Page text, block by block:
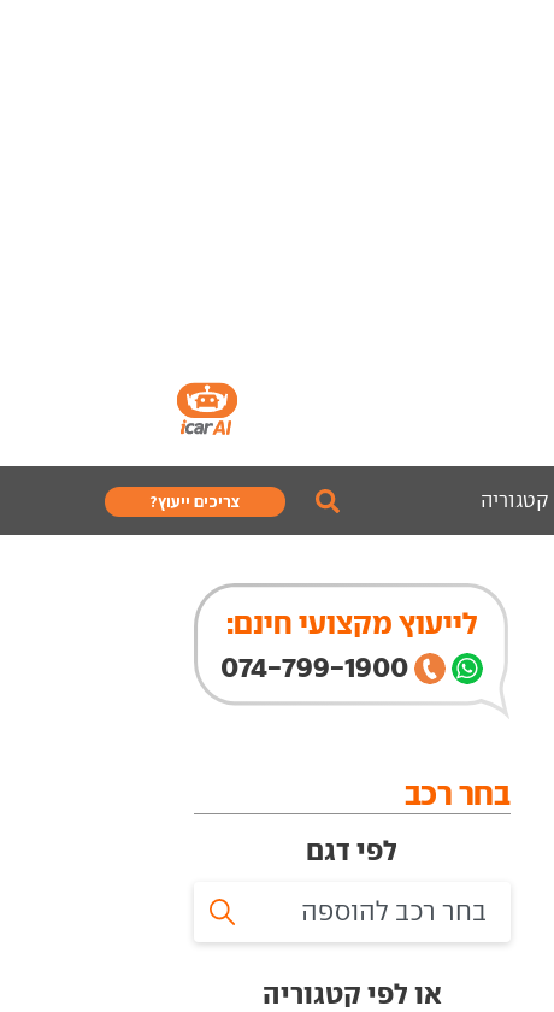
צריכים ייעוץ?
לייעוץ מקצועי חינם:
074-799-1900
בחר רכב
לפי דגם
או לפי קטגוריה